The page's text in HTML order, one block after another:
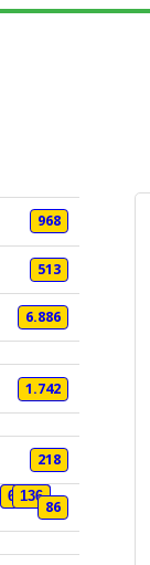
6.886
968
513
6.886
6.886
1.742
50
218
86
136